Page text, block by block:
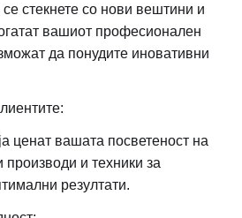
стекнете со нови вештини и
вашиот професионален
да понудите иновативни
ценат вашата посветеност на
и техники за
резултати.